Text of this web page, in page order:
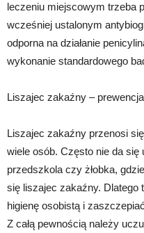
leczeniu miejscowym trzeba
wcześniej ustalonym
odporna na działanie
wykonanie standardowego
Liszajec zakaźny – prewencja
Liszajec zakaźny przenosi
wiele osób. Często nie da się
przedszkola czy żłobka,
się liszajec zakaźny. Dlatego
higienę osobistą i
Z całą pewnością należy